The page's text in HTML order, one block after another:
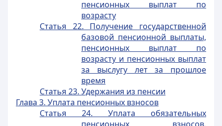
пенсионных выплат по
возрасту
Статья 22. Получение государственной
базовой пенсионной выплаты,
пенсионных выплат по
возрасту и пенсионных выплат
за выслугу лет за прошлое
время
Статья 23. Удержания из пенсии
Глава 3. Уплата пенсионных взносов
Статья 24. Уплата обязательных